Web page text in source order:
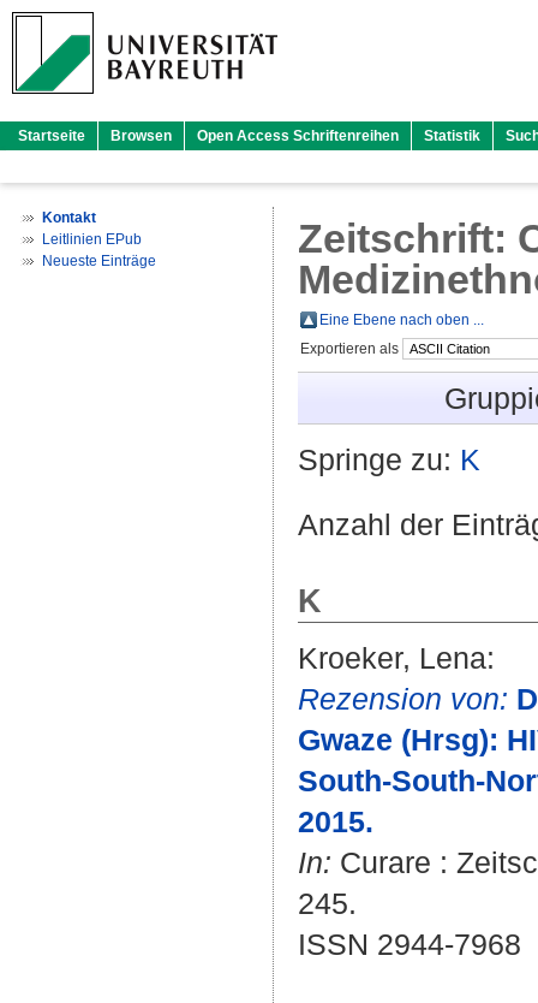
Startseite Browsen Open Access Schriftenreihen Statistik
Kontakt
Leitlinien EPub
Neueste Einträge
Zeitschrift:
Eine Ebene nach oben ...
Exportieren als
Springe zu: K
Anzahl der
K
Kroeker, Lena:
Rezension von:
Gwaze (Hrsg):
South-South-
2015.
In: Curare :
245.
ISSN 2944-7968